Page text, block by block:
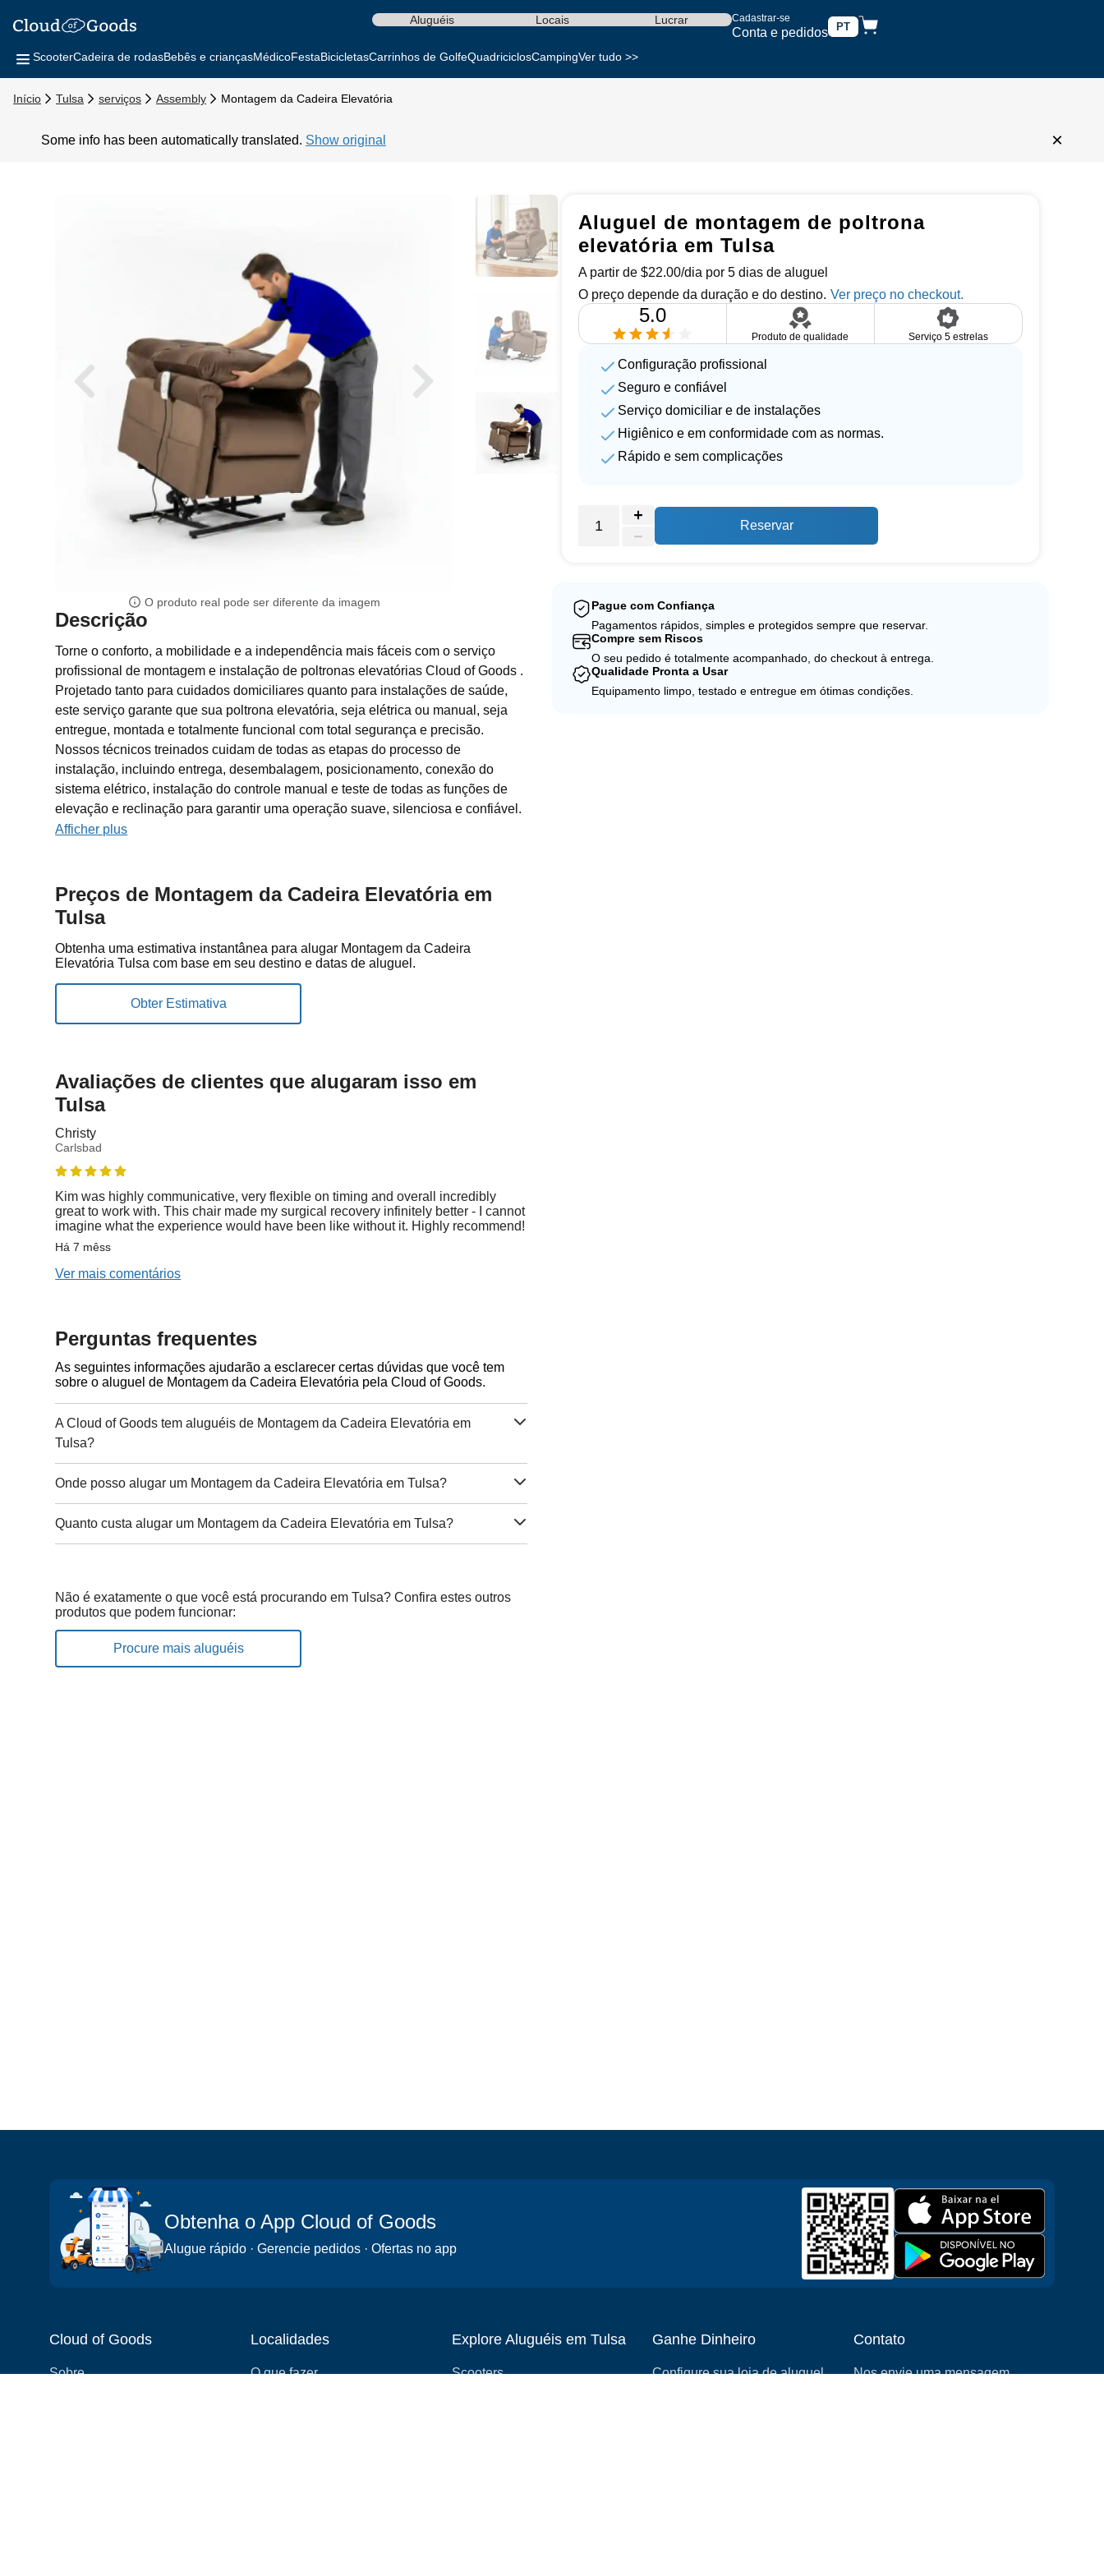
Cadastrar-se
Conta e pedidos PT
Aluguéis Locais Lucrar
ScooterCadeira de rodasBebês e criançasMédicoFestaBicicletasCarrinhos de GolfeQuadriciclosCampingVer tudo >>
Início Tulsa serviços Assembly Montagem da Cadeira Elevatória
Some info has been automatically translated. Show original ×
O produto real pode ser diferente da imagem
Descrição
Torne o conforto, a mobilidade e a independência mais fáceis com o serviço
profissional de montagem e instalação de poltronas elevatórias Cloud of Goods .
Projetado tanto para cuidados domiciliares quanto para instalações de saúde,
este serviço garante que sua poltrona elevatória, seja elétrica ou manual, seja
entregue, montada e totalmente funcional com total segurança e precisão.
Nossos técnicos treinados cuidam de todas as etapas do processo de
instalação, incluindo entrega, desembalagem, posicionamento, conexão do
sistema elétrico, instalação do controle manual e teste de todas as funções de
elevação e reclinação para garantir uma operação suave, silenciosa e confiável.
Afficher plus
Preços de Montagem da Cadeira Elevatória em
Tulsa
Obtenha uma estimativa instantânea para alugar Montagem da Cadeira
Elevatória Tulsa com base em seu destino e datas de aluguel.
Avaliações de clientes que alugaram isso em
Tulsa
Christy
Carlsbad
Kim was highly communicative, very flexible on timing and overall incredibly
great to work with. This chair made my surgical recovery infinitely better - I cannot
imagine what the experience would have been like without it. Highly recommend!
Há 7 mêss
Ver mais comentários
Perguntas frequentes
As seguintes informações ajudarão a esclarecer certas dúvidas que você tem
sobre o aluguel de Montagem da Cadeira Elevatória pela Cloud of Goods.
A Cloud of Goods tem aluguéis de Montagem da Cadeira Elevatória em
Tulsa?
Onde posso alugar um Montagem da Cadeira Elevatória em Tulsa?
Quanto custa alugar um Montagem da Cadeira Elevatória em Tulsa?
Não é exatamente o que você está procurando em Tulsa? Confira estes outros
produtos que podem funcionar:
Procure mais aluguéis
Aluguel de montagem de poltrona
elevatória em Tulsa
A partir de $22.00/dia por 5 dias de aluguel
O preço depende da duração e do destino.
5.0
Produto de qualidade Serviço 5 estrelas
Configuração profissional
Seguro e confiável
Serviço domiciliar e de instalações
Higiênico e em conformidade com as normas.
Rápido e sem complicações
Reservar
Pague com Confiança
Pagamentos rápidos, simples e protegidos sempre que reservar.
Compre sem Riscos
O seu pedido é totalmente acompanhado, do checkout à entrega.
Qualidade Pronta a Usar
Equipamento limpo, testado e entregue em ótimas condições.
Obtenha o App Cloud of Goods
Alugue rápido · Gerencie pedidos · Ofertas no app
Cloud of Goods
Sobre
Localidades
O que fazer
Explore Aluguéis em Tulsa
Scooters
Ganhe Dinheiro
Configure sua loja de aluguel
Contato
Nos envie uma mensagem